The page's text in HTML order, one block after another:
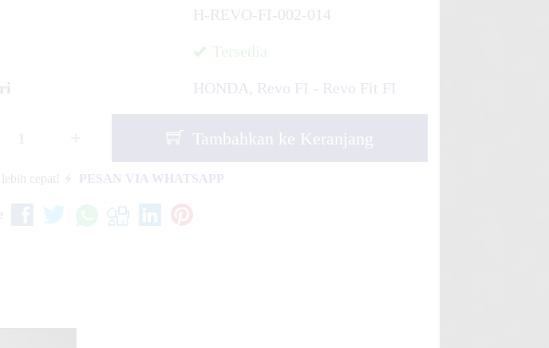
H-REVO-FI-002-014
Tersedia
HONDA, Revo FI - Revo Fit FI
Tambahkan ke Keranjang
lebih cepat! PESAN VIA WHATSAPP